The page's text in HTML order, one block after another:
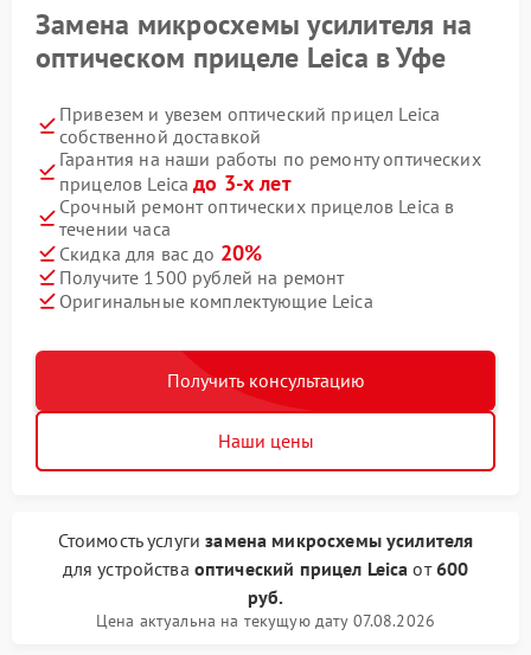
Замена микросхемы усилителя на
оптическом прицеле Leica в Уфе
Привезем и увезем оптический прицел Leica
собственной доставкой
Гарантия на наши работы по ремонту оптических
прицелов Leicaдо 3-х лет
Срочный ремонт оптических прицелов Leica в
течении часа
Скидка для вас до 20%
Получите 1500 рублей на ремонт
Оригинальные комплектующие Leica
Получить консультацию
Наши цены
Стоимость услугизамена микросхемы усилителя
для устройства оптический прицел Leica от600
руб.
Цена актуальна на текущую дату 07.08.2026